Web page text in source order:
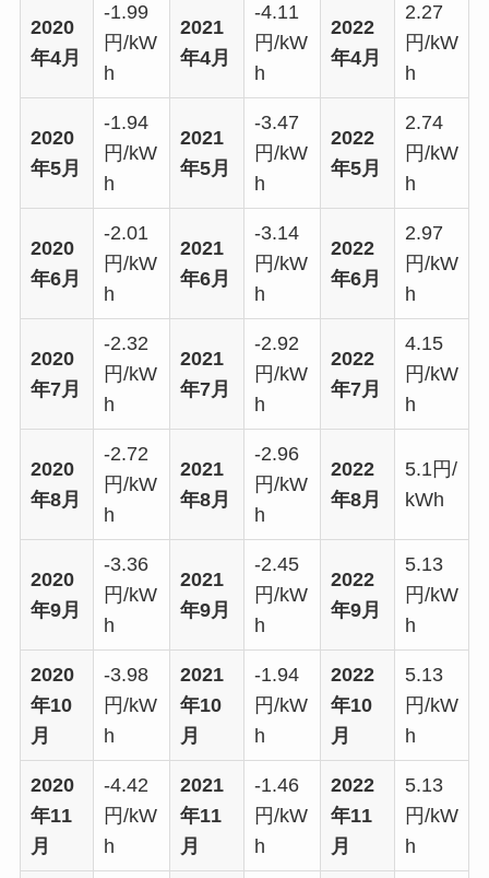
2020
年4月
-1.99
円/kW
h
2021
年4月
-4.11
円/kW
h
2022
年4月
2.27
円/kW
h
2020
年5月
-1.94
円/kW
h
2021
年5月
-3.47
円/kW
h
2022
年5月
2.74
円/kW
h
2020
年6月
-2.01
円/kW
h
2021
年6月
-3.14
円/kW
h
2022
年6月
2.97
円/kW
h
2020
年7月
-2.32
円/kW
h
2021
年7月
-2.92
円/kW
h
2022
年7月
4.15
円/kW
h
2020
年8月
-2.72
円/kW
h
2021
年8月
-2.96
円/kW
h
2022
年8月
5.1円/
kWh
2020
年9月
-3.36
円/kW
h
2021
年9月
-2.45
円/kW
h
2022
年9月
5.13
円/kW
h
2020
年10
月
-3.98
円/kW
h
2021
年10
月
-1.94
円/kW
h
2022
年10
月
5.13
円/kW
h
2020
年11
月
-4.42
円/kW
h
2021
年11
月
-1.46
円/kW
h
2022
年11
月
5.13
円/kW
h